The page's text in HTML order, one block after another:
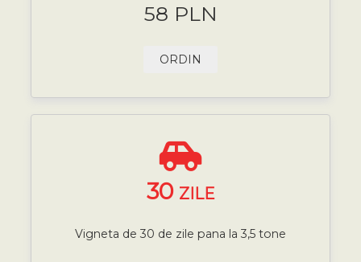
58 PLN
ORDIN
30 ZILE
Vigneta de 30 de zile pana la 3,5 tone